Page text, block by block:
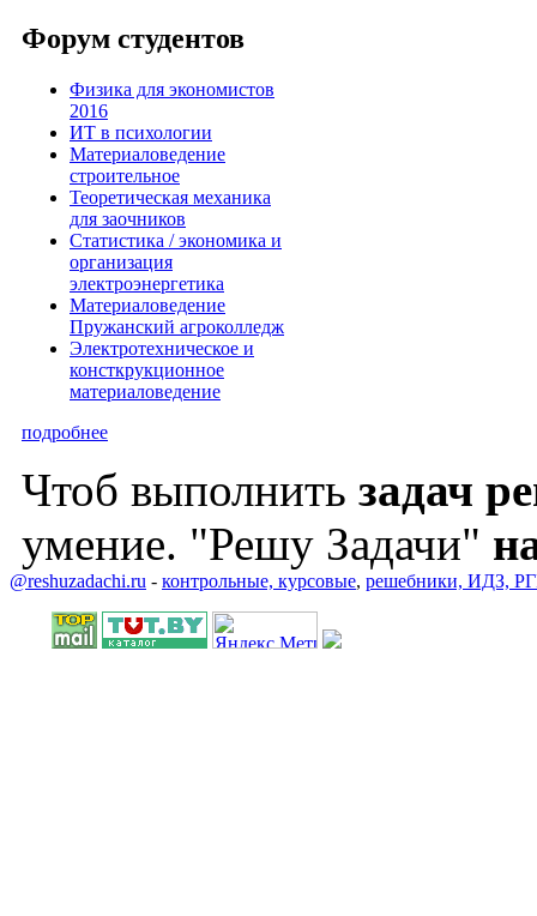
Форум студентов
Физика для экономистов
2016
ИТ в психологии
Материаловедение
строительное
Теоретическая механика
для заочников
Статистика / экономика и
организация
электроэнергетика
Материаловедение
Пружанский агроколледж
Электротехническое и
консткрукционное
материаловедение
подробнее
Чтоб выполнить задач
умение. "Решу Задачи"
@reshuzadachi.ru - контрольные, курсовые, решебники, ИДЗ,